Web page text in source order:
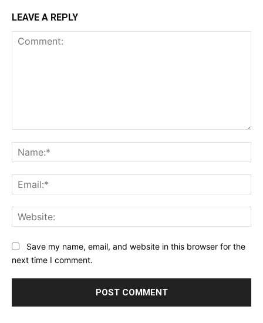
LEAVE A REPLY
Save my name, email, and website in this browser for the
next time I comment.